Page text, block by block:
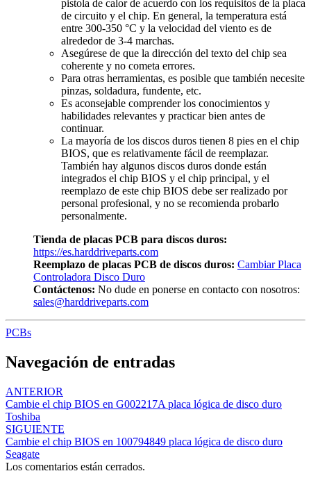
pistola de calor de acuerdo con los requisitos de la placa
de circuito y el chip. En general, la temperatura está
entre 300-350 °C y la velocidad del viento es de
alrededor de 3-4 marchas.
Asegúrese de que la dirección del texto del chip sea
coherente y no cometa errores.
Para otras herramientas, es posible que también necesite
pinzas, soldadura, fundente, etc.
Es aconsejable comprender los conocimientos y
habilidades relevantes y practicar bien antes de
continuar.
La mayoría de los discos duros tienen 8 pies en el chip
BIOS, que es relativamente fácil de reemplazar.
También hay algunos discos duros donde están
integrados el chip BIOS y el chip principal, y el
reemplazo de este chip BIOS debe ser realizado por
personal profesional, y no se recomienda probarlo
personalmente.
Tienda de placas PCB para discos duros:
https://es.harddriveparts.com
Reemplazo de placas PCB de discos duros: Cambiar Placa
Controladora Disco Duro
Contáctenos: No dude en ponerse en contacto con nosotros:
sales@harddriveparts.com
PCBs
Navegación de entradas
ANTERIOR
Cambie el chip BIOS en G002217A placa lógica de disco duro
Toshiba
SIGUIENTE
Cambie el chip BIOS en 100794849 placa lógica de disco duro
Seagate
Los comentarios están cerrados.